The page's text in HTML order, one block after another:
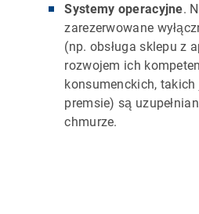
Systemy operacyjne.
zarezerwowane
(np. obsługa sklepu z
rozwojem ich
konsumenckich,
premsie) są
chmurze.